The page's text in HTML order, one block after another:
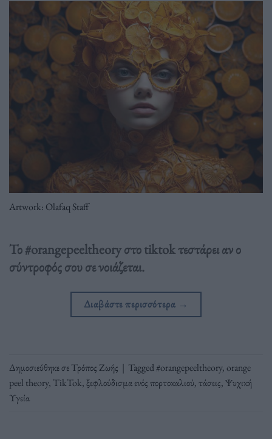
Artwork: Olafaq Staff
Το #orangepeeltheory στο tiktok τεστάρει αν ο
σύντροφός σου σε νοιάζεται.
Διαβάστε περισσότερα →
Δημοσιεύθηκε σεΤρόπος Ζωής | Tagged#orangepeeltheory,orange
peel theory, TikTok,ξεφλούδισμα ενός πορτοκαλιού,τάσεις,Ψυχική
Υγεία